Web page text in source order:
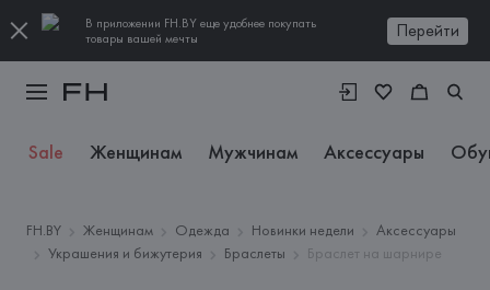
В приложении FH.BY еще удобнее покупать
товары вашей мечты
Перейти
Sale Женщинам Мужчинам Аксессуары
FH.BY Женщинам Одежда Новинки недели
Аксессуары
Украшения и бижутерия
Браслеты Браслет на шарнире